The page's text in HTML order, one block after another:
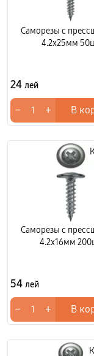
Саморезы с
4.2x25мм
24 лей
− + В
Саморезы с
4.2x16мм
54 лей
− + В